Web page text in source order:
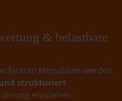
& belastbare
Messdaten werden
strukturiert
entstehen: